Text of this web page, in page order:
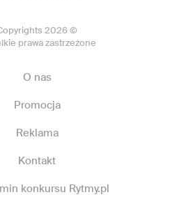
2026 ©
prawa zastrzeżone
O nas
Promocja
Reklama
Kontakt
konkursu Rytmy.pl